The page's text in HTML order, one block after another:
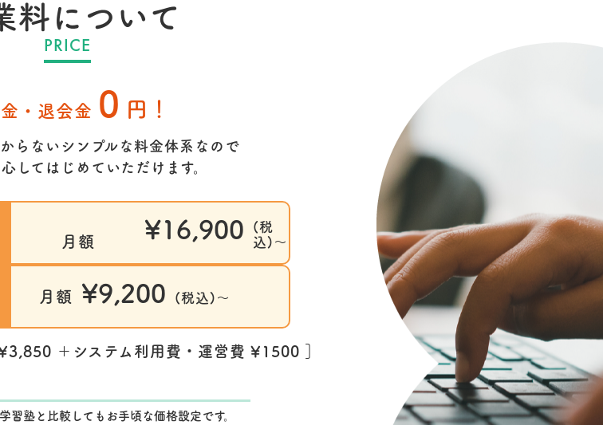
料について
PRICE
・退会金 0 円！
らないシンプルな料金体系なので
してはじめていただけます。
月額 ¥16,900
(税
込)～
月額 ¥9,200 (税込)～
＋システム利用費・運営費 ¥1500 ］
習塾と比較してもお手頃な価格設定です。